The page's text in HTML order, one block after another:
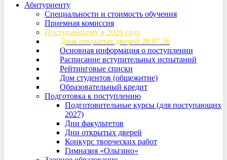
Абитуриенту
Специальности и стоимость обучения
Приемная комиссия
Поступающему в 2026 году
День открытых дверей 28.07.26
Основная информация о поступлении
Расписание вступительных испытаний
Рейтинговые списки
Дом студентов (общежитие)
Образовательный кредит
Подготовка к поступлению
Подготовительные курсы (для поступающих
2027)
Дни факультетов
Дни открытых дверей
Конкурс творческих работ
Гимназия «Ольгино»